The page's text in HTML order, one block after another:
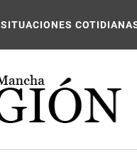
SITUACIONES